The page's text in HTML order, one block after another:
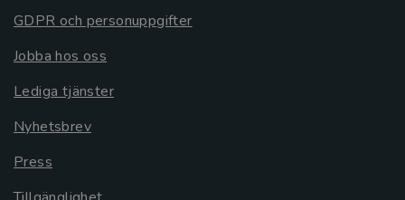
GDPR och personuppgifter
Jobba hos oss
Lediga tjänster
Nyhetsbrev
Press